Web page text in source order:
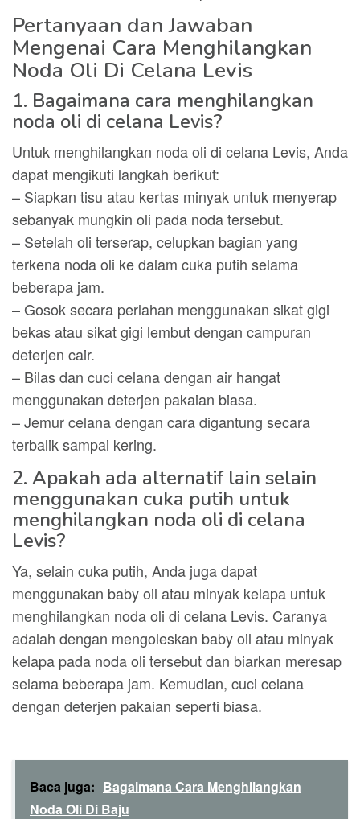
Pertanyaan dan Jawaban
Mengenai Cara Menghilangkan
Noda Oli Di Celana Levis
1. Bagaimana cara menghilangkan
noda oli di celana Levis?
Untuk menghilangkan noda oli di celana Levis, Anda
dapat mengikuti langkah berikut:
– Siapkan tisu atau kertas minyak untuk menyerap
sebanyak mungkin oli pada noda tersebut.
– Setelah oli terserap, celupkan bagian yang
terkena noda oli ke dalam cuka putih selama
beberapa jam.
– Gosok secara perlahan menggunakan sikat gigi
bekas atau sikat gigi lembut dengan campuran
deterjen cair.
– Bilas dan cuci celana dengan air hangat
menggunakan deterjen pakaian biasa.
– Jemur celana dengan cara digantung secara
terbalik sampai kering.
2. Apakah ada alternatif lain selain
menggunakan cuka putih untuk
menghilangkan noda oli di celana
Levis?
Ya, selain cuka putih, Anda juga dapat
menggunakan baby oil atau minyak kelapa untuk
menghilangkan noda oli di celana Levis. Caranya
adalah dengan mengoleskan baby oil atau minyak
kelapa pada noda oli tersebut dan biarkan meresap
selama beberapa jam. Kemudian, cuci celana
dengan deterjen pakaian seperti biasa.
Baca juga: Bagaimana Cara Menghilangkan
Noda Oli Di Baju